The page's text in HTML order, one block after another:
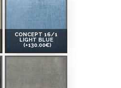
CONCEPT 16/1
LIGHT BLUE
(+130.00€)